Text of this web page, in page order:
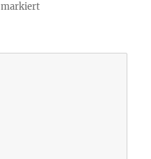
markiert